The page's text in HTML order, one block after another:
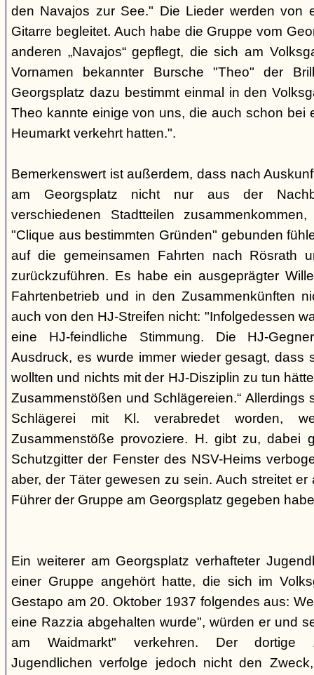
den Navajos zur See." Die Lieder werden von
Gitarre begleitet. Auch habe die Gruppe vom
anderen „Navajos“ gepflegt, die sich am
Vornamen bekannter Bursche "Theo" der
Georgsplatz dazu bestimmt einmal in den
Theo kannte einige von uns, die auch schon bei
Heumarkt verkehrt hatten.".
Bemerkenswert ist außerdem, dass nach
am Georgsplatz nicht nur aus der
verschiedenen Stadtteilen
"Clique aus bestimmten Gründen" gebunden
auf die gemeinsamen Fahrten nach Rösrath
zurückzuführen. Es habe ein ausgeprägter
Fahrtenbetrieb und in den Zusammenkünften
auch von den HJ-Streifen nicht: "Infolgedessen
eine HJ-feindliche Stimmung. Die HJ-
Ausdruck, es wurde immer wieder gesagt, dass
wollten und nichts mit der HJ-Disziplin zu tun
Zusammenstößen und Schlägereien.“ Allerdings
Schlägerei mit Kl. verabredet worden,
Zusammenstöße provoziere. H. gibt zu, dabei
Schutzgitter der Fenster des NSV-Heims
aber, der Täter gewesen zu sein. Auch streitet
Führer der Gruppe am Georgsplatz gegeben
Ein weiterer am Georgsplatz verhafteter
einer Gruppe angehört hatte, die sich im
Gestapo am 20. Oktober 1937 folgendes aus:
eine Razzia abgehalten wurde", würden er und
am Waidmarkt" verkehren. Der dortige
Jugendlichen verfolge jedoch nicht den